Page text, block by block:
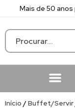
Mais de 50
Início /Buffet/Servir